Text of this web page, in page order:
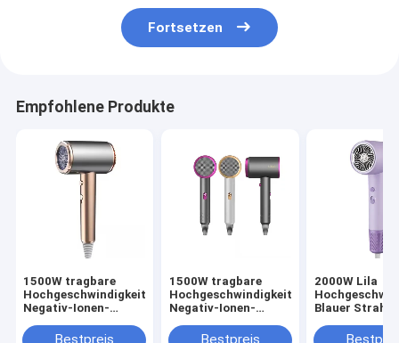
Fortsetzen
Empfohlene Produkte
1500W tragbare
Hochgeschwindigkeits-
Negativ-Ionen-
Elektrische
1500W tragbare
Hochgeschwindigkeits-
Negativ-Ionen-
Elektrische
2000W Lila
Blauer Strahl
Haartrockner